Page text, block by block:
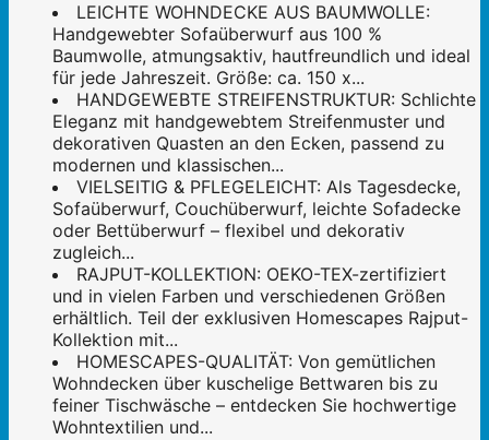
LEICHTE WOHNDECKE AUS BAUMWOLLE:
Handgewebter Sofaüberwurf aus 100 %
Baumwolle, atmungsaktiv, hautfreundlich und ideal
für jede Jahreszeit. Größe: ca. 150 x...
HANDGEWEBTE STREIFENSTRUKTUR: Schlichte
Eleganz mit handgewebtem Streifenmuster und
dekorativen Quasten an den Ecken, passend zu
modernen und klassischen...
VIELSEITIG & PFLEGELEICHT: Als Tagesdecke,
Sofaüberwurf, Couchüberwurf, leichte Sofadecke
oder Bettüberwurf – flexibel und dekorativ
zugleich...
RAJPUT-KOLLEKTION: OEKO-TEX-zertifiziert
und in vielen Farben und verschiedenen Größen
erhältlich. Teil der exklusiven Homescapes Rajput-
Kollektion mit...
HOMESCAPES-QUALITÄT: Von gemütlichen
Wohndecken über kuschelige Bettwaren bis zu
feiner Tischwäsche – entdecken Sie hochwertige
Wohntextilien und...